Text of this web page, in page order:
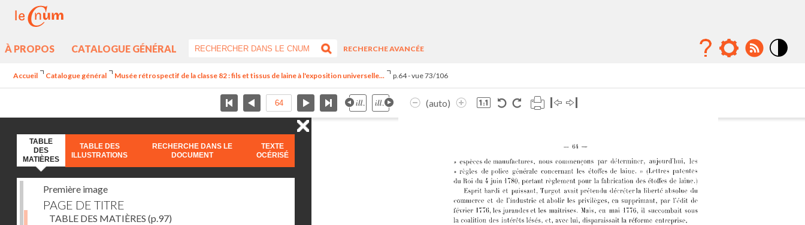
À PROPOS CATALOGUE GÉNÉRAL
RECHERCHE AVANCÉE
Accueil Catalogue général Musée rétrospectif de la classe 82 : fils et tissus de laine à l'exposition universelle... p.64 - vue 73/106
(auto)
TABLE
DES
MATIÈRES
TABLE DES
ILLUSTRATIONS
RECHERCHE DANS LE
DOCUMENT
TEXTE
OCÉRISÉ
Première image
PAGE DE TITRE
TABLE DES MATIÈRES (p.97)